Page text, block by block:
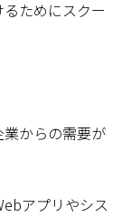
ためにスクー
からの需要が
アプリやシス